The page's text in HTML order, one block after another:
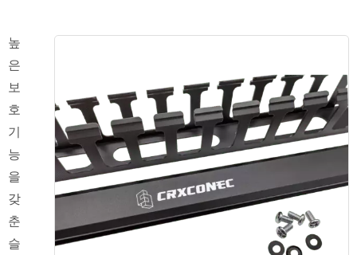
높
은
보
호
기
능
을
갖
춘
슬